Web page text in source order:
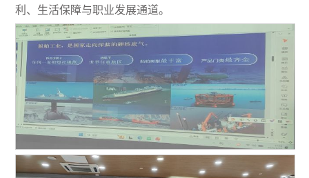
利、生活保障与职业发展通道。